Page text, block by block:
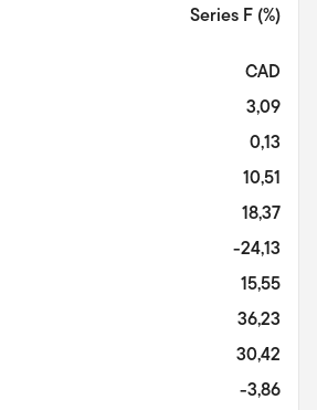
Series F (%)
CAD
3,09
0,13
10,51
18,37
-24,13
15,55
36,23
30,42
-3,86